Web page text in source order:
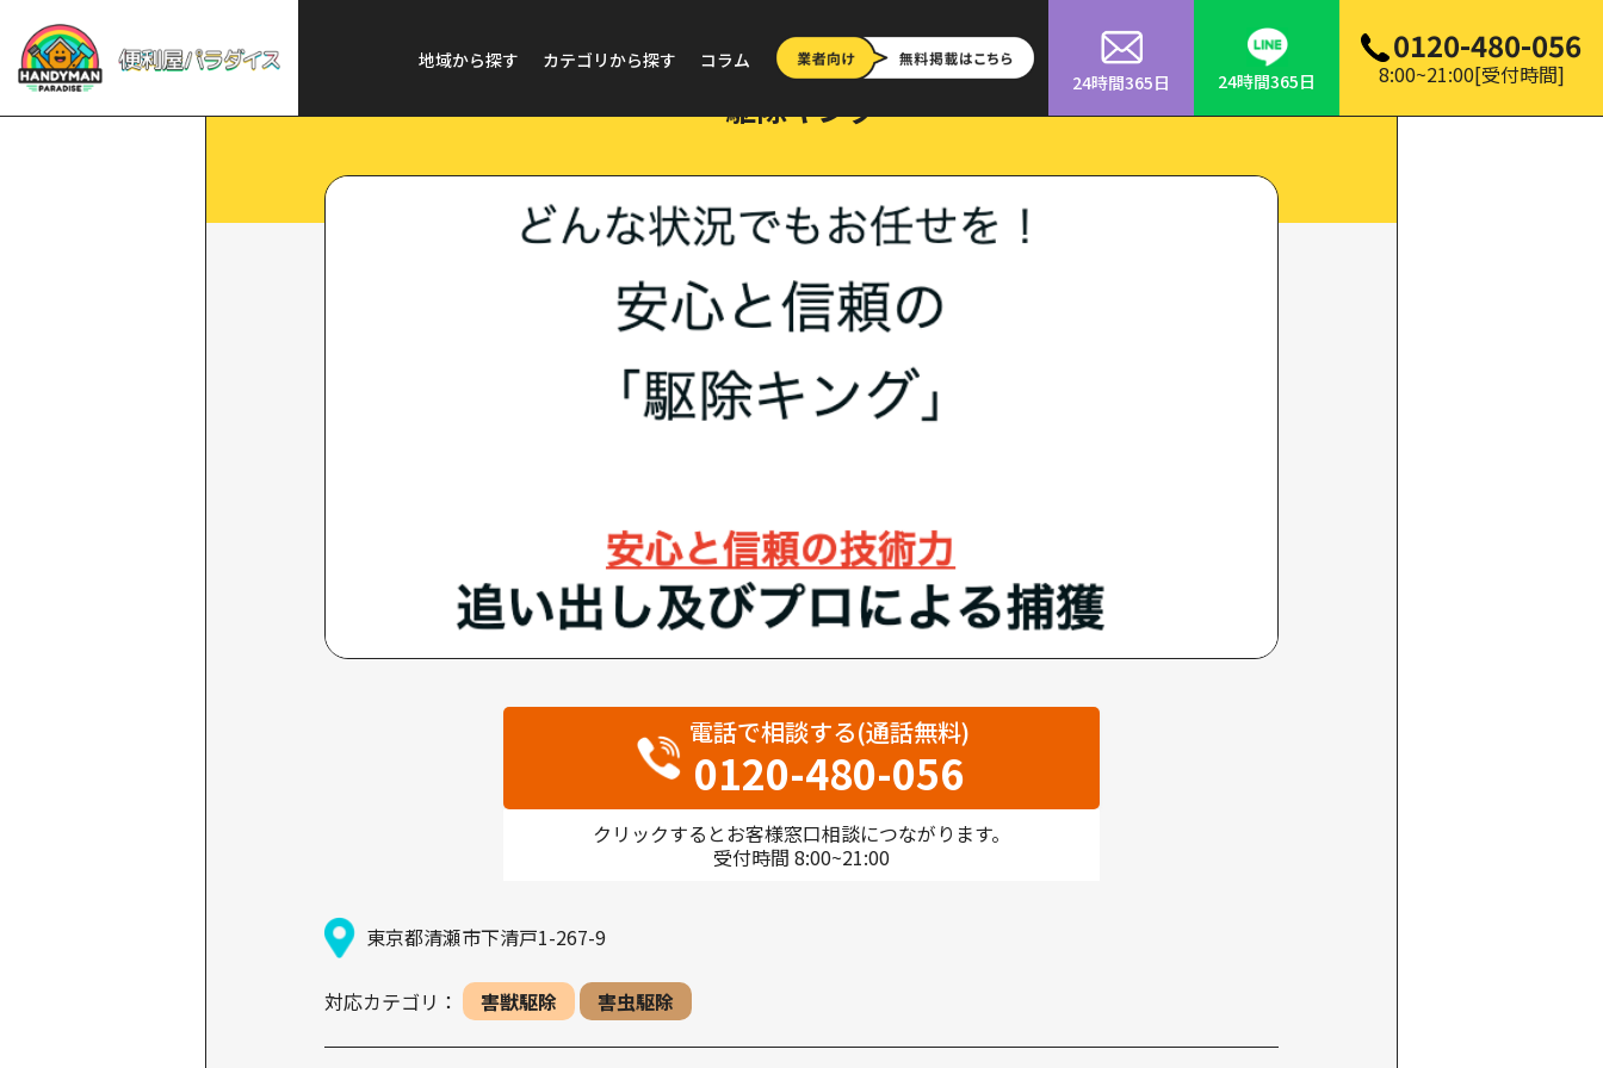
地域から探す カテゴリから探す
コラム
24時間365日
24時間365日
0120-480-056
8:00~21:00[受付時間]
駆除キング
電話で相談する(通話無料)
0120-480-056
クリックするとお客様窓口相談につながります。
受付時間 8:00~21:00
東京都清瀬市下清戸1-267-9
対応カテゴリ： 害獣駆除 害虫駆除